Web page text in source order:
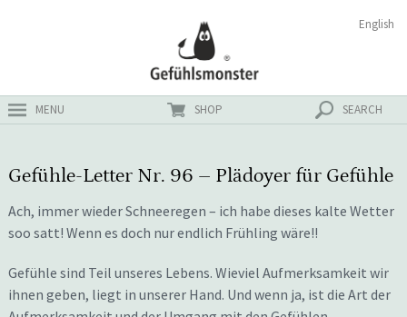
MENU SHOP SEARCH
English
Gefühle-Letter Nr. 96 – Plädoyer für Gefühle
Ach, immer wieder Schneeregen – ich habe dieses kalte Wetter
soo satt! Wenn es doch nur endlich Frühling wäre!!
Gefühle sind Teil unseres Lebens. Wieviel Aufmerksamkeit wir
ihnen geben, liegt in unserer Hand. Und wenn ja, ist die Art der